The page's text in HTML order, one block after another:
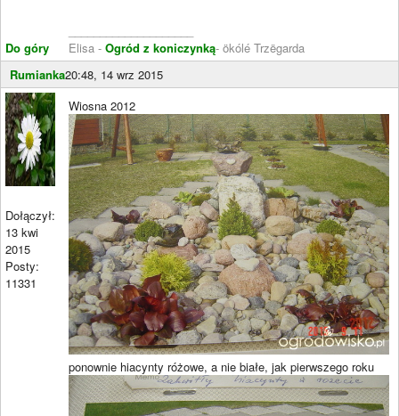
Do góry
Elisa - Ogród z koniczynką- ökólé Trzëgarda
Rumianka20:48, 14 wrz 2015
Dołączył:
13 kwi
2015
Posty:
11331
Wiosna 2012
ponownie hiacynty różowe, a nie białe, jak pierwszego roku